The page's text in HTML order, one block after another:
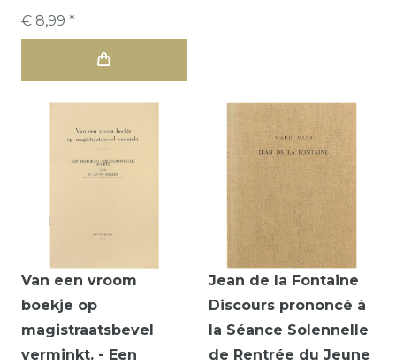
€ 8,99 *
Van een vroom
boekje op
magistraatsbevel
verminkt. - Een
Jean de la Fontaine
Discours prononcé à
la Séance Solennelle
de Rentrée du Jeune